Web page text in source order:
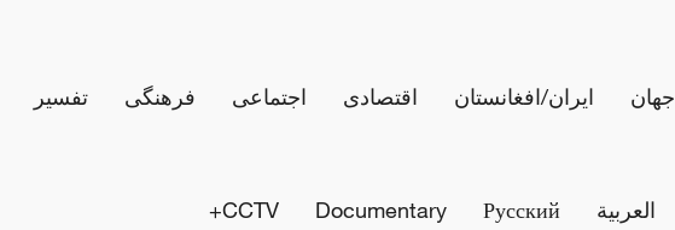
جهان ایران/افغانستان اقتصادی اجتماعی فرهنگی تفسیر
العربية Русский
Documentary
CCTV+